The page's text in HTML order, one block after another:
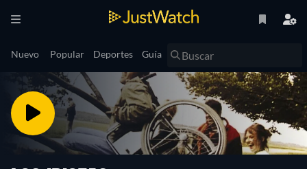
Nuevo Popular Deportes Guía